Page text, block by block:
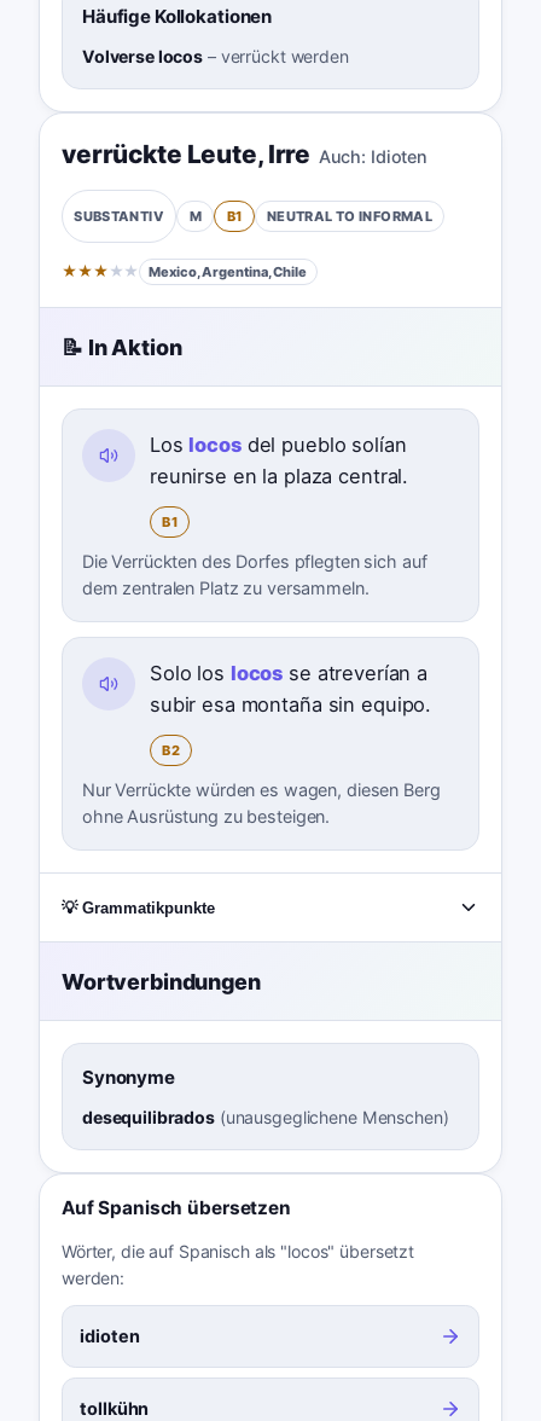
Häufige Kollokationen
Volverse locos – verrückt werden
verrückte Leute, Irre Auch: Idioten
SUBSTANTIV M B1 NEUTRAL TO INFORMAL
★★★ ★ ★ Mexico, Argentina, Chile
📝 In Aktion
Los locosdel pueblo solían
reunirse en la plaza central.
B1
Die Verrückten des Dorfes pflegten sich auf
dem zentralen Platz zu versammeln.
Solo los locos se atreverían a
subir esa montaña sin equipo.
B2
Nur Verrückte würden es wagen, diesen Berg
ohne Ausrüstung zu besteigen.
💡 Grammatikpunkte
Wortverbindungen
Synonyme
desequilibrados (unausgeglichene Menschen)
Auf Spanisch übersetzen
Wörter, die auf Spanisch als "locos" übersetzt
werden:
idioten
tollkühn